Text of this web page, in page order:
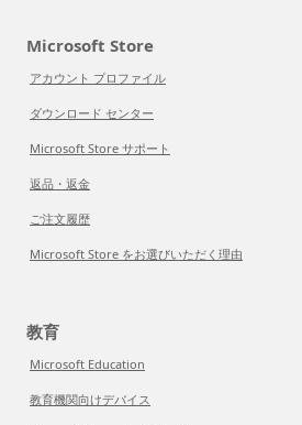
Microsoft Store
アカウント プロファイル
ダウンロード センター
Microsoft Store サポート
返品・返金
ご注文履歴
Microsoft Store をお選びいただく理由
教育
Microsoft Education
教育機関向けデバイス